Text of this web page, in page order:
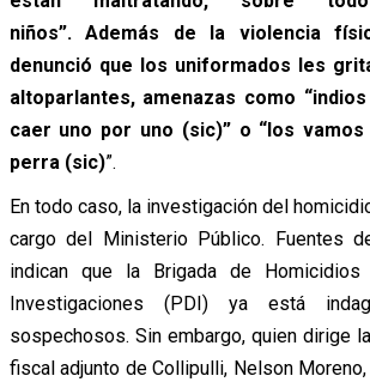
niños”.Además de la violencia
denunció que los uniformados les
altoparlantes, amenazas como
caer uno por uno (sic)” o “los
perra (sic)”.
En todo caso, la investigación del
cargo del Ministerio Público. Fuentes
indican que la Brigada de
Investigaciones (PDI) ya está
sospechosos. Sin embargo, quien dirige
fiscal adjunto de Collipulli, Nelson